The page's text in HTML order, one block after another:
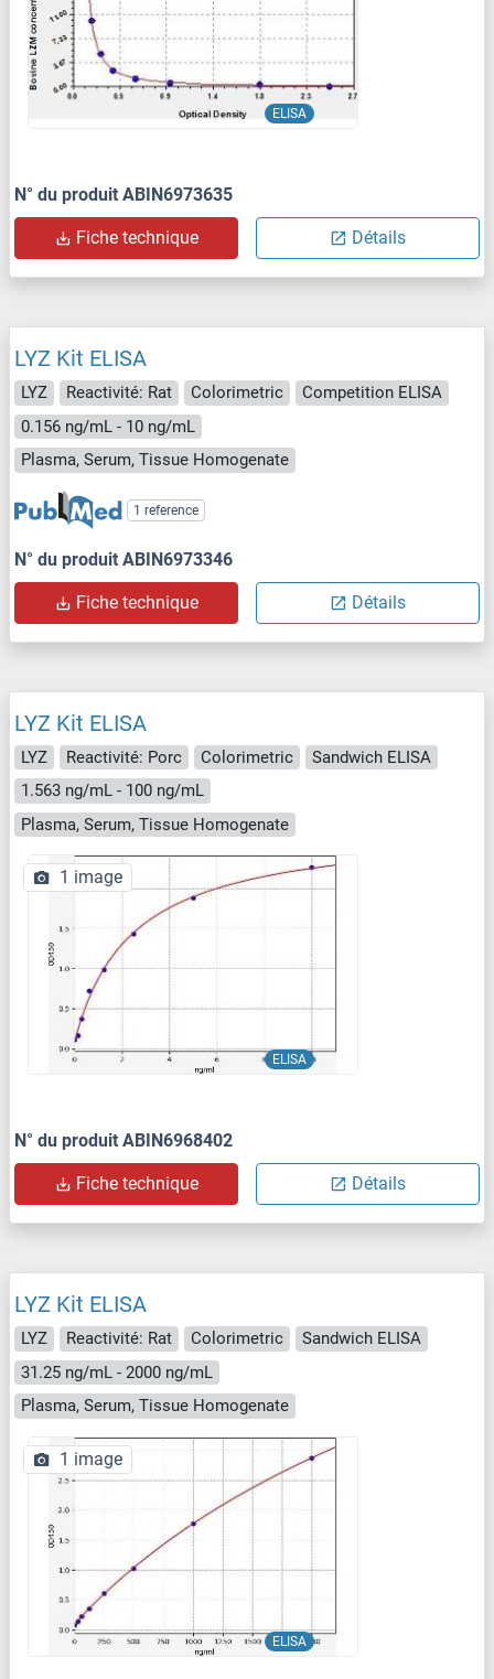
ELISA
N° du produit ABIN6973635
Fiche technique Détails
LYZ Kit ELISA
LYZ Reactivité: Rat Colorimetric
Competition ELISA
0.156 ng/mL - 10 ng/mL
Plasma, Serum, Tissue Homogenate
1 reference
N° du produit ABIN6973346
Fiche technique Détails
LYZ Kit ELISA
LYZ Reactivité: Porc Colorimetric
Sandwich ELISA
1.563 ng/mL - 100 ng/mL
Plasma, Serum, Tissue Homogenate
ELISA
1 image
N° du produit ABIN6968402
Fiche technique Détails
LYZ Kit ELISA
LYZ Reactivité: Rat Colorimetric
Sandwich ELISA
31.25 ng/mL - 2000 ng/mL
Plasma, Serum, Tissue Homogenate
ELISA
1 image